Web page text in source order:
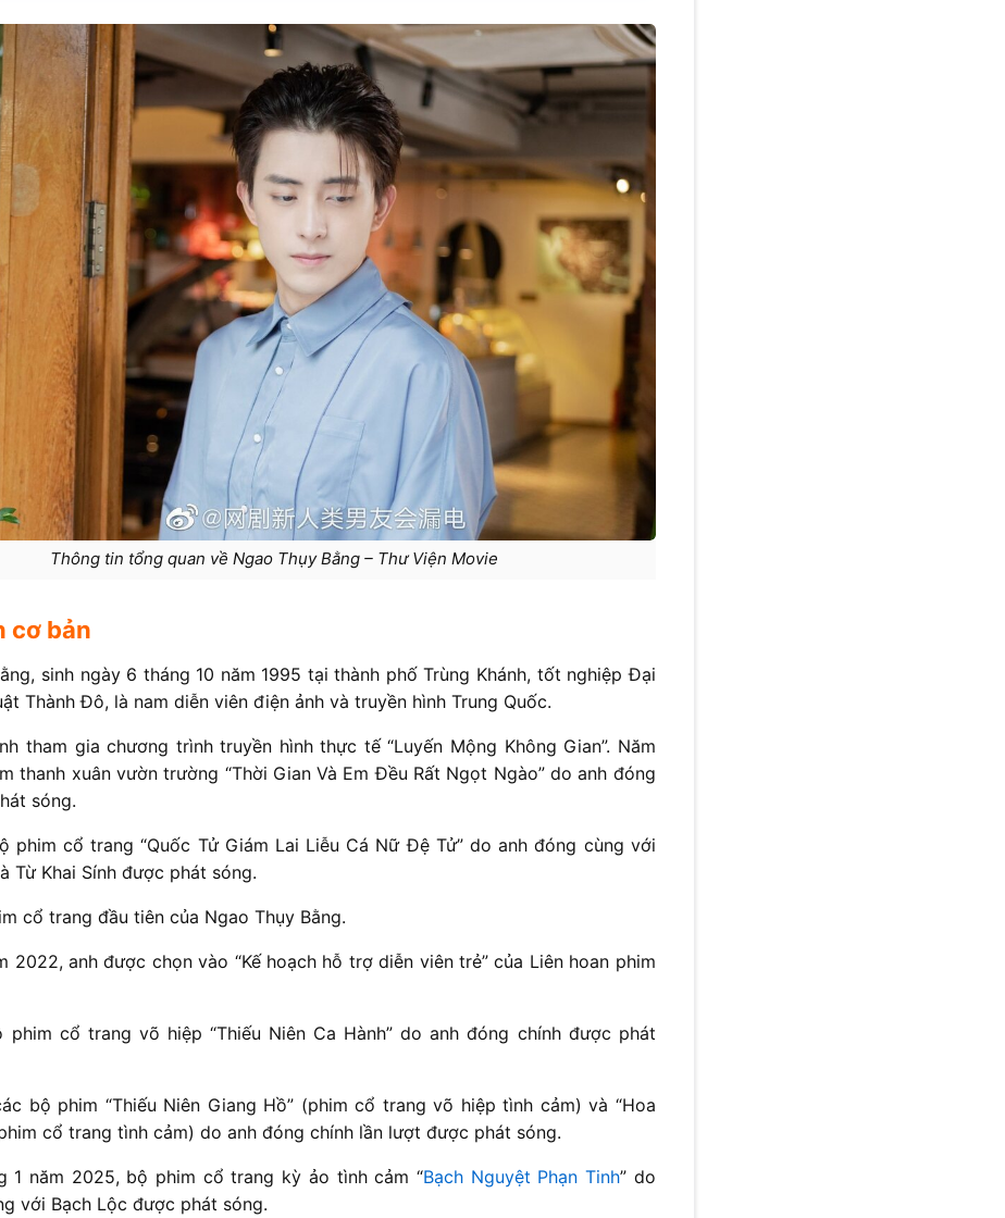
Thông tin tổng quan về Ngao Thụy Bằng – Thư Viện Movie
cơ bản
sinh ngày 6 tháng 10 năm 1995 tại thành phố Trùng Khánh, tốt nghiệp Đại
Thành Đô, là nam diễn viên điện ảnh và truyền hình Trung Quốc.
tham gia chương trình truyền hình thực tế “Luyến Mộng Không Gian”. Năm
thanh xuân vườn trường “Thời Gian Và Em Đều Rất Ngọt Ngào” do anh đóng
sóng.
phim cổ trang “Quốc Tử Giám Lai Liễu Cá Nữ Đệ Tử” do anh đóng cùng với
Từ Khai Sính được phát sóng.
cổ trang đầu tiên của Ngao Thụy Bằng.
2022, anh được chọn vào “Kế hoạch hỗ trợ diễn viên trẻ” của Liên hoan phim
phim cổ trang võ hiệp “Thiếu Niên Ca Hành” do anh đóng chính được phát
bộ phim “Thiếu Niên Giang Hồ” (phim cổ trang võ hiệp tình cảm) và “Hoa
cổ trang tình cảm) do anh đóng chính lần lượt được phát sóng.
1 năm 2025, bộ phim cổ trang kỳ ảo tình cảm “Bạch Nguyệt Phạn Tinh” do
với Bạch Lộc được phát sóng.